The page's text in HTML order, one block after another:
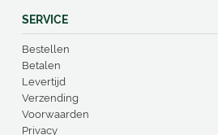
SERVICE
Bestellen
Betalen
Levertijd
Verzending
Voorwaarden
Privacy